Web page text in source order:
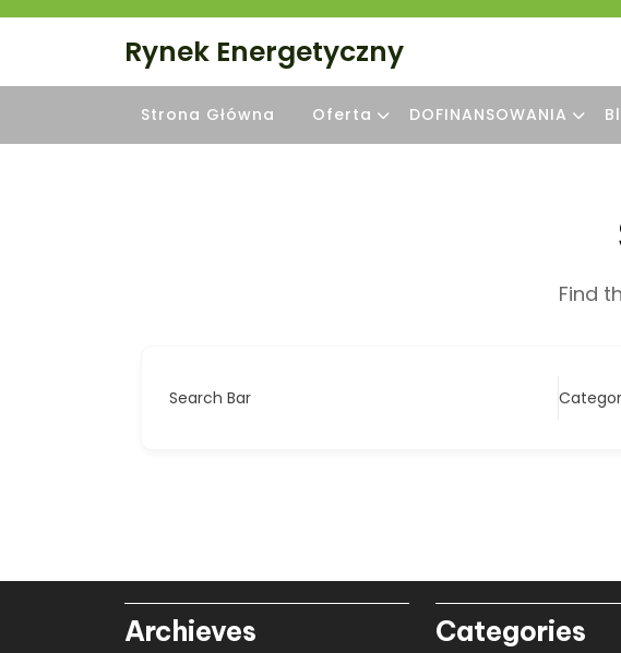
Skip
Rynek Energetyczny
Strona Główna Oferta DOFINANSOWANIA
Find
Search Bar
Archieves Categories